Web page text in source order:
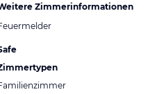
Zimmerinformationen